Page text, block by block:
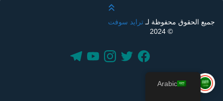
قم بالتمرير لأعلى
جميع الحقوق محفوظة لـترايد سوفت
© 2024
Arabic